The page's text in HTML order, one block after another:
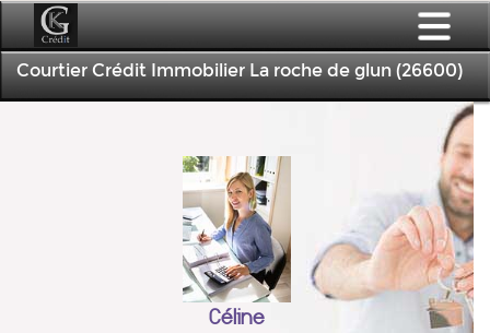
Courtier Crédit Immobilier La roche de glun (26600)
Céline